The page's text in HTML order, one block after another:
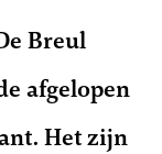
Breul
afgelopen
Het zijn